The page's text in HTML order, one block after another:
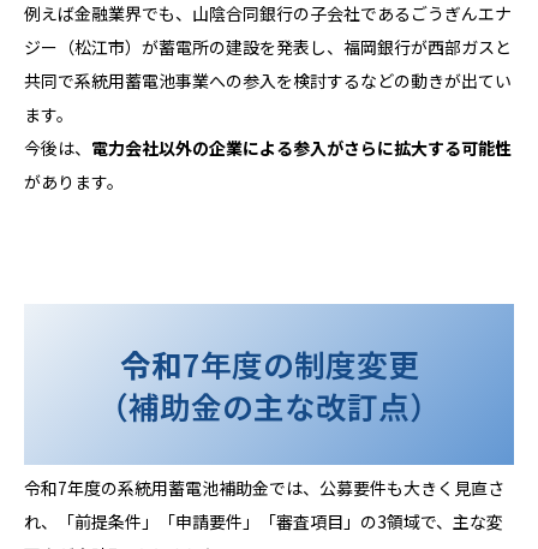
例えば金融業界でも、山陰合同銀行の子会社であるごうぎんエナ
ジー（松江市）が蓄電所の建設を発表し、福岡銀行が西部ガスと
共同で系統用蓄電池事業への参入を検討するなどの動きが出てい
ます。
今後は、 電力会社以外の企業による参入がさらに拡大する可能性
があります。
令和7年度の制度変更
（補助金の主な改訂点）
令和7年度の系統用蓄電池補助金では、公募要件も大きく見直さ
れ、「前提条件」「申請要件」「審査項目」の3領域で、主な変